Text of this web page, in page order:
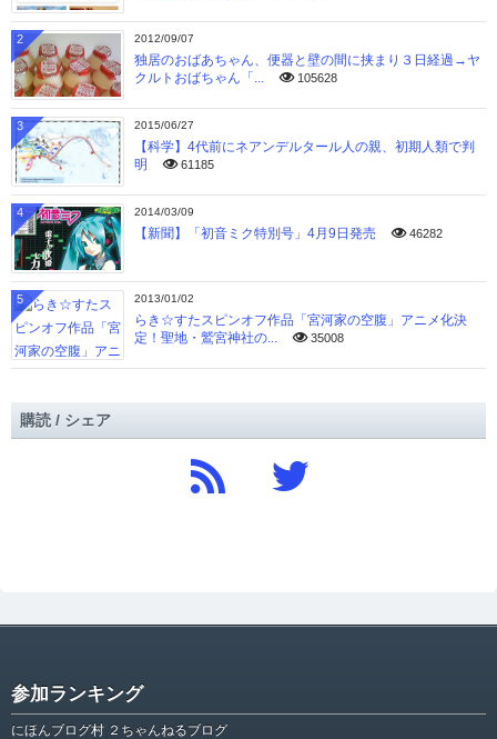
2012/09/07
独居のおばあちゃん、便器と壁の間に挟まり３日経過→ヤ
クルトおばちゃん「...
105628
2
2015/06/27
【科学】4代前にネアンデルタール人の親、初期人類で判
明
61185
3
2014/03/09
【新聞】「初音ミク特別号」4月9日発売 46282
4
2013/01/02
らき☆すたスピンオフ作品「宮河家の空腹」アニメ化決
定！聖地・鷲宮神社の...
35008
5
購読 / シェア
参加ランキング
にほんブログ村 ２ちゃんねるブログ